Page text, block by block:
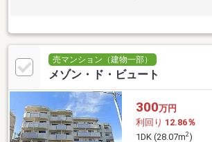
売マンション（建物一部）
メゾン・ド・ビュート
300万円
利回り 12.86％
1DK (28.07m2)